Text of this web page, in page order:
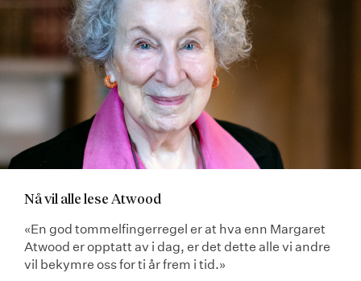
Nå vil alle lese Atwood
«En god tommelfingerregel er at hva enn Margaret
Atwood er opptatt av i dag, er det dette alle vi andre
vil bekymre oss for ti år frem i tid.»